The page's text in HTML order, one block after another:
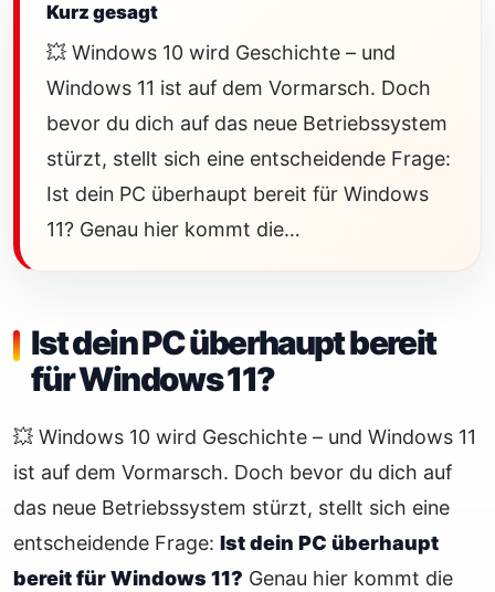
Kurz gesagt
💥 Windows 10 wird Geschichte – und
Windows 11 ist auf dem Vormarsch. Doch
bevor du dich auf das neue Betriebssystem
stürzt, stellt sich eine entscheidende Frage:
Ist dein PC überhaupt bereit für Windows
11? Genau hier kommt die…
Ist dein PC überhaupt bereit
für Windows 11?
💥 Windows 10 wird Geschichte – und Windows 11
ist auf dem Vormarsch. Doch bevor du dich auf
das neue Betriebssystem stürzt, stellt sich eine
entscheidende Frage: Ist dein PC überhaupt
bereit für Windows 11? Genau hier kommt die